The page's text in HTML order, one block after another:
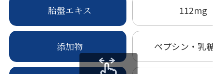
胎盤エキス 112mg
添加物 ペプシン・乳